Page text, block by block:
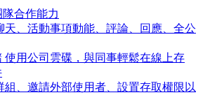
合作能力
天、活動事項動能、評論、回應、全公
使用公司雲碟，與同事輕鬆在線上存
組、邀請外部使用者、設置存取權限以